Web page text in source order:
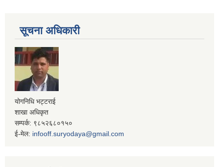
सूचना अधिकारी
योगनिधि भट्टराई
शाखा अधिकृत
सम्पर्क: ९८५२६८०१५०
ई-मेल: infooff.suryodaya@gmail.com